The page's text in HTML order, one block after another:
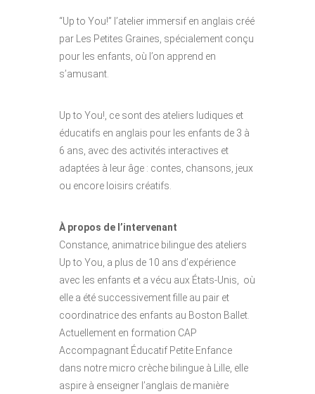
“Up to You!” l’atelier immersif en anglais créé
par Les Petites Graines, spécialement conçu
pour les enfants, où l’on apprend en
s’amusant.
Up to You!, ce sont des ateliers ludiques et
éducatifs en anglais pour les enfants de 3 à
6 ans, avec des activités interactives et
adaptées à leur âge : contes, chansons, jeux
ou encore loisirs créatifs.
À propos de l’intervenant
Constance, animatrice bilingue des ateliers
Up to You, a plus de 10 ans d’expérience
avec les enfants et a vécu aux États-Unis, où
elle a été successivement fille au pair et
coordinatrice des enfants au Boston Ballet.
Actuellement en formation CAP
Accompagnant Éducatif Petite Enfance
dans notre micro crèche bilingue à Lille, elle
aspire à enseigner l’anglais de manière